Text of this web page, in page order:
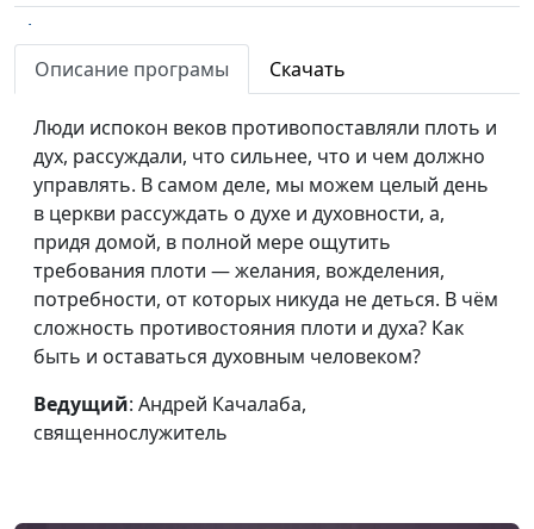
А ты готов к
пришествию Иисуса
священнослужитель
Что видел Моисей на
горе Синай?
Андрей Качалаба,
священнослужитель
#72
Высшая степень
неблагодарности
Андрей Качалаба,
священнослужитель
Сила добрых дел
Андрей Качалаба,
священнослужитель
#70
Стыдно ли быть
верующим?
Андрей Качалаба,
священнослужитель
Горе, беда и слёзы:
Успех по-Божьи и успех
Андрей Качалаба,
#67
Описание програмы Скачать
Люди испокон веков противопоставляли плоть и
дух, рассуждали, что сильнее, что и чем должно
управлять. В самом деле, мы можем целый день
в церкви рассуждать о духе и духовности, а,
придя домой, в полной мере ощутить
требования плоти — желания, вожделения,
потребности, от которых никуда не деться. В чём
сложность противостояния плоти и духа? Как
быть и оставаться духовным человеком?
Ведущий: Андрей Качалаба,
священнослужитель